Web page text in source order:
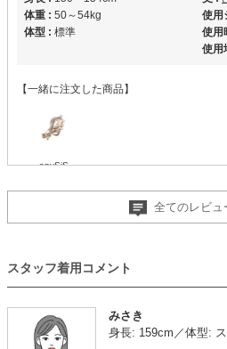
体重 : 50～54kg
体型 : 標準
使用
使用
使用
【一緒に注文した商品】
anySiS
体重 :45～49kg
体型 :標準
使用
全てのレビュ
スタッフ着用コメント
みさき
身長: 159cm／体型: